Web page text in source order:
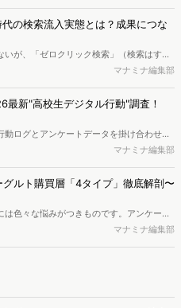
消費者行動を起点とした競合サイト分析や
回はDockpitならではの利便性の高い機能
代の検索流入実態とは？成果につな
いが、「ゼロクリック検索」（検索はする
の割合が増加しているのが、AI時代の検索
上で、成果に確実につながるコンテンツを
なのでしょうか。本レポートはこのような
ーケティングご担当者様におすすめの内
ポートは記事のフォームから無料でダウン
マナミナ編集部
最新"高校生デジタル行動"調査！
ログとアンケートデータを掛け合わせ、
おけるデジタル行動実態やSNSの利用傾向
巻く環境が成熟するなか、新興SNSの台頭
フスタイルは新たな変化を見せていま
ォームより、ダウンロードいただけま
マナミナ編集部
グルト購買層「4タイプ」徹底解剖〜
色々な悩みがつきものです。アンケート
態が不透明、新商品の受容性も判断しきれ
マナミナ編集部